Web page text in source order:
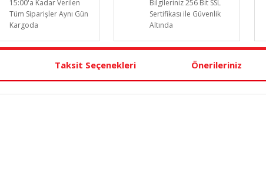
15:00'a Kadar Verilen
Tüm Siparişler Aynı Gün
Kargoda
Bilgileriniz 256 Bit SSL
Sertifikası ile Güvenlik
Altında
Taksit Seçenekleri Önerileriniz